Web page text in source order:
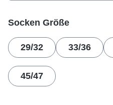
Socken Größeauswählen
29/32 33/36
45/47